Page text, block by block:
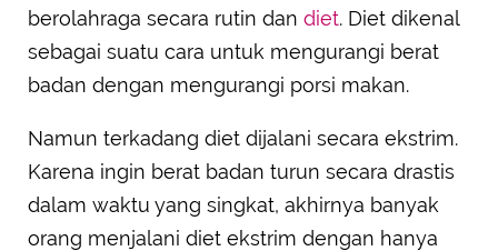
berolahraga secara rutin dan diet. Diet dikenal
sebagai suatu cara untuk mengurangi berat
badan dengan mengurangi porsi makan.
Namun terkadang diet dijalani secara ekstrim.
Karena ingin berat badan turun secara drastis
dalam waktu yang singkat, akhirnya banyak
orang menjalani diet ekstrim dengan hanya